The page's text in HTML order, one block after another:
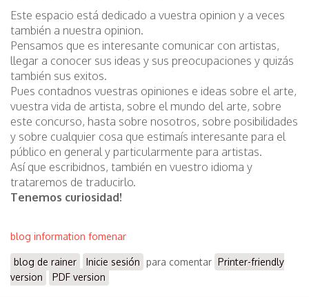
Luca Andreoli
Laura Alunni
Jessica A. McVicker
Ivan Iliev
Ilia Kagan
Evgeny Yakovlev
Obras
Eventos
Premio Fomenar 2017
Exposición Barcelona 2018
Exposition Verona 2018
Este espacio está dedicado a vuestra opinion y a veces
también a nuestra opinion.
Pensamos que es interesante comunicar con artistas,
llegar a conocer sus ideas y sus preocupaciones y quizás
también sus exitos.
Pues contadnos vuestras opiniones e ideas sobre el arte,
vuestra vida de artista, sobre el mundo del arte, sobre
este concurso, hasta sobre nosotros, sobre posibilidades
y sobre cualquier cosa que estimaís interesante para el
público en general y particularmente para artistas.
Así que escribidnos, también en vuestro idioma y
trataremos de traducirlo.
Tenemos curiosidad!
blog information fomenar
blog de rainer Inicie sesión para comentar Printer-friendly
version
PDF version